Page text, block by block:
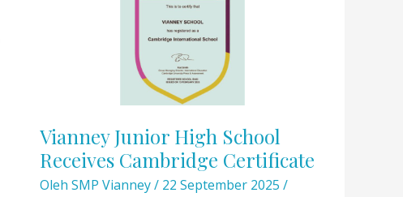
Vianney
Vianney Junior High School
Receives Cambridge Certificate
Oleh SMP Vianney/ 22 September 2025 /